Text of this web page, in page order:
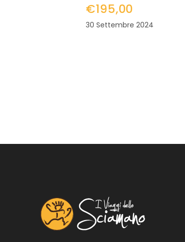
€195,00
30 Settembre 2024